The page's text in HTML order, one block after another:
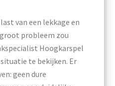
van een lekkage en
probleem zou
Hoogkarspel
te bekijken. Er
geen dure